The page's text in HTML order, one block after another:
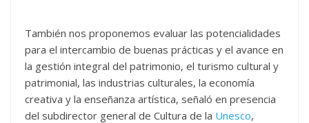
También nos proponemos evaluar las potencialidades
para el intercambio de buenas prácticas y el avance en
la gestión integral del patrimonio, el turismo cultural y
patrimonial, las industrias culturales, la economía
creativa y la enseñanza artística, señaló en presencia
del subdirector general de Cultura de la Unesco,